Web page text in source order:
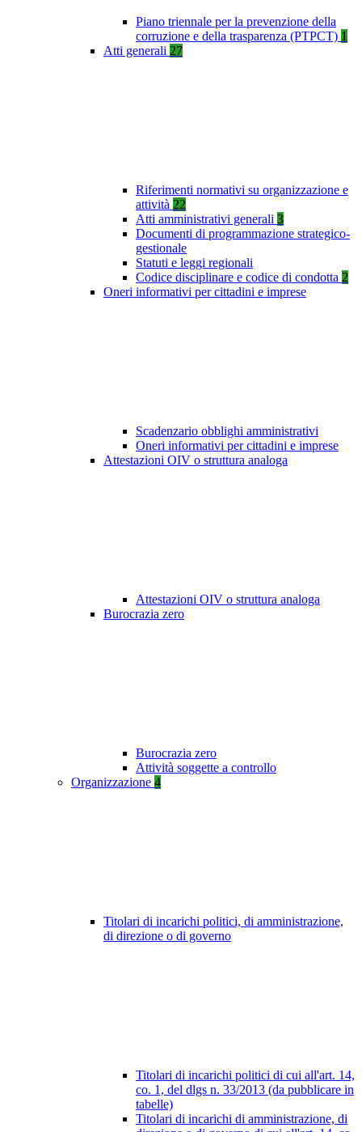
Piano triennale per la prevenzione della
corruzione e della trasparenza (PTPCT) 1
Atti generali 27
Riferimenti normativi su organizzazione e
attività 22
Atti amministrativi generali 3
Documenti di programmazione strategico-
gestionale
Statuti e leggi regionali
Codice disciplinare e codice di condotta 2
Oneri informativi per cittadini e imprese
Scadenzario obblighi amministrativi
Oneri informativi per cittadini e imprese
Attestazioni OIV o struttura analoga
Attestazioni OIV o struttura analoga
Burocrazia zero
Burocrazia zero
Attività soggette a controllo
Organizzazione 4
Titolari di incarichi politici, di amministrazione,
di direzione o di governo
Titolari di incarichi politici di cui all'art. 14,
co. 1, del dlgs n. 33/2013 (da pubblicare in
tabelle)
Titolari di incarichi di amministrazione, di